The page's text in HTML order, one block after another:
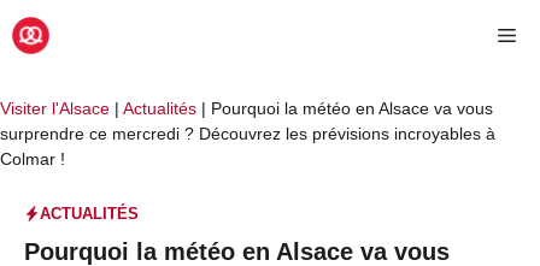
Aller
au
Visiter l'Alsace | Actualités | Pourquoi la météo en Alsace va vous
surprendre ce mercredi ? Découvrez les prévisions incroyables à
Colmar !
ACTUALITÉS
Pourquoi la météo en Alsace va vous